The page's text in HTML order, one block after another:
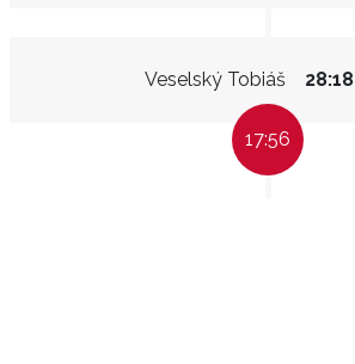
Veselský Tobiáš 28:18
17:56